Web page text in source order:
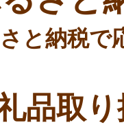
と納税で
品取